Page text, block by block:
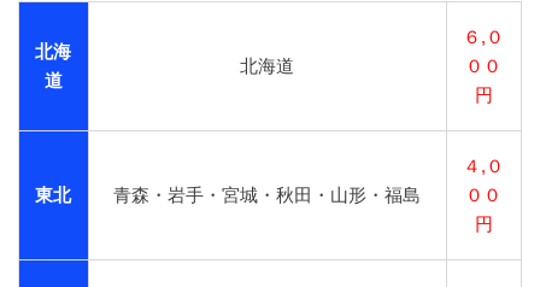
北海
道
北海道
６,０
００
円
東北 青森・岩手・宮城・秋田・山形・福島
４,０
００
円